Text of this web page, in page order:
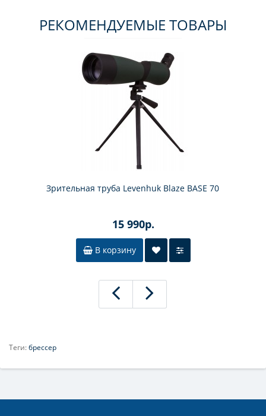
РЕКОМЕНДУЕМЫЕ ТОВАРЫ
Зрительная труба Levenhuk Blaze BASE 70
15 990р.
В корзину
Теги:брессер